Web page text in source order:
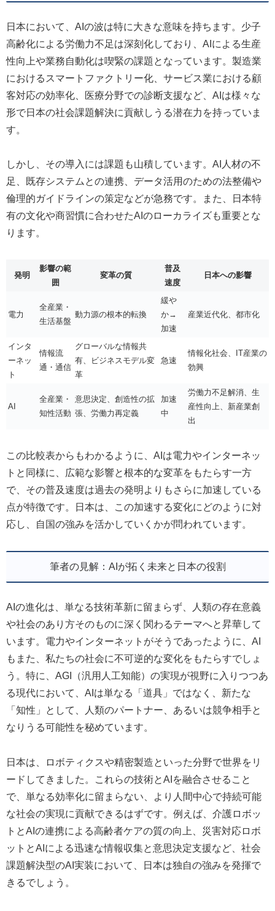
日本において、AIの波は特に大きな意味を持ちます。少子
高齢化による労働力不足は深刻化しており、AIによる生産
性向上や業務自動化は喫緊の課題となっています。製造業
におけるスマートファクトリー化、サービス業における顧
客対応の効率化、医療分野での診断支援など、AIは様々な
形で日本の社会課題解決に貢献しうる潜在力を持っていま
す。
しかし、その導入には課題も山積しています。AI人材の不
足、既存システムとの連携、データ活用のための法整備や
倫理的ガイドラインの策定などが急務です。また、日本特
有の文化や商習慣に合わせたAIのローカライズも重要とな
ります。
発明
影響の範
囲
変革の質
普及
速度
日本への影響
電力
全産業・
生活基盤
動力源の根本的転換
緩や
か→
加速
産業近代化、都市化
インタ
ーネッ
ト
情報流
通・通信
グローバルな情報共
有、ビジネスモデル変
革
急速
情報化社会、IT産業の
勃興
AI
全産業・
知性活動
意思決定、創造性の拡
張、労働力再定義
加速
中
労働力不足解消、生
産性向上、新産業創
出
この比較表からもわかるように、AIは電力やインターネッ
トと同様に、広範な影響と根本的な変革をもたらす一方
で、その普及速度は過去の発明よりもさらに加速している
点が特徴です。日本は、この加速する変化にどのように対
応し、自国の強みを活かしていくかが問われています。
筆者の見解：AIが拓く未来と日本の役割
AIの進化は、単なる技術革新に留まらず、人類の存在意義
や社会のあり方そのものに深く関わるテーマへと昇華して
います。電力やインターネットがそうであったように、AI
もまた、私たちの社会に不可逆的な変化をもたらすでしょ
う。特に、AGI（汎用人工知能）の実現が視野に入りつつあ
る現代において、AIは単なる「道具」ではなく、新たな
「知性」として、人類のパートナー、あるいは競争相手と
なりうる可能性を秘めています。
日本は、ロボティクスや精密製造といった分野で世界をリ
ードしてきました。これらの技術とAIを融合させること
で、単なる効率化に留まらない、より人間中心で持続可能
な社会の実現に貢献できるはずです。例えば、介護ロボッ
トとAIの連携による高齢者ケアの質の向上、災害対応ロボ
ットとAIによる迅速な情報収集と意思決定支援など、社会
課題解決型のAI実装において、日本は独自の強みを発揮で
きるでしょう。